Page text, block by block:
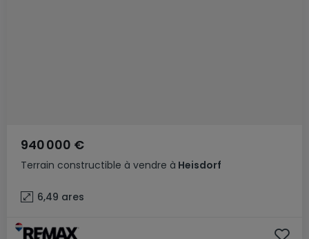
Terrain constructible à vendre à Heisdorf
940 000 €
6,49 ares